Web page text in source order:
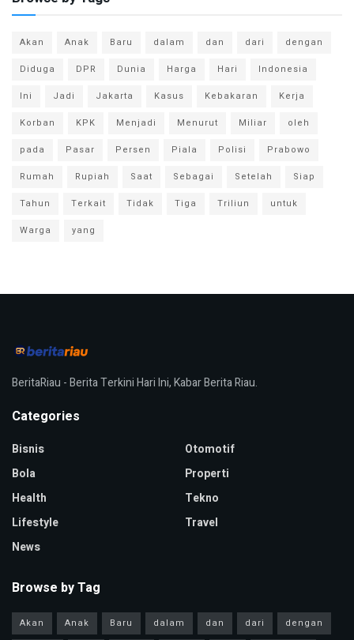
Akan Anak Baru dalam dan dari
dengan
Diduga
DPR Dunia Harga Hari
Indonesia
Ini
Jadi Jakarta Kasus Kebakaran
Kerja
Korban
KPK Menjadi Menurut Miliar
oleh
pada
Pasar Persen Piala Polisi
Prabowo
Rumah
Rupiah Saat Sebagai Setelah
Siap
Tahun
Terkait Tidak Tiga Triliun
untuk
Warga
yang
BeritaRiau - Berita Terkini Hari Ini, Kabar Berita Riau.
Categories
Bisnis
Bola
Health
Lifestyle
News
Otomotif
Properti
Tekno
Travel
Browse by Tag
Akan Anak Baru dalam dan dari
dengan